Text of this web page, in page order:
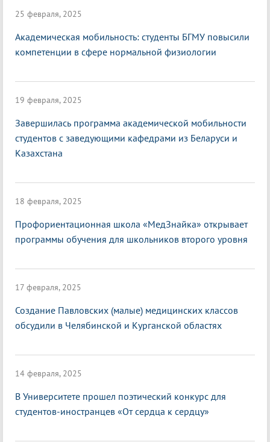
25 февраля, 2025
Академическая мобильность: студенты БГМУ повысили
компетенции в сфере нормальной физиологии
19 февраля, 2025
Завершилась программа академической мобильности
студентов с заведующими кафедрами из Беларуси и
Казахстана
18 февраля, 2025
Профориентационная школа «МедЗнайка» открывает
программы обучения для школьников второго уровня
17 февраля, 2025
Создание Павловских (малые) медицинских классов
обсудили в Челябинской и Курганской областях
14 февраля, 2025
В Университете прошел поэтический конкурс для
студентов-иностранцев «От сердца к сердцу»